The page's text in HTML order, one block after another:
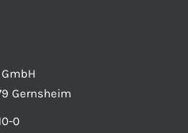
Gernsheim
0